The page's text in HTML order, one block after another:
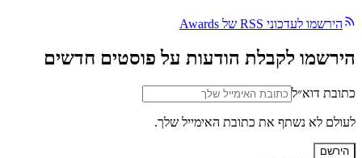
הירשמו לעדכוני RSS של Awards
הירשמו לקבלת הודעות על פוסטים חדשים
כתובת דוא״ל
לעולם לא נשתף את כתובת האימייל שלך.
הירשם